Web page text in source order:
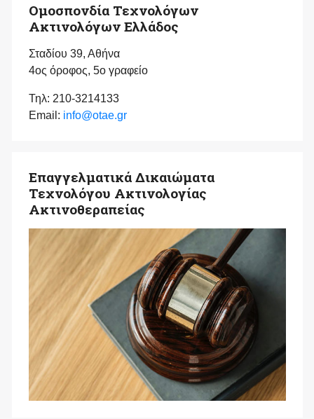
Ομοσπονδία Τεχνολόγων
Ακτινολόγων Ελλάδος
Σταδίου 39, Αθήνα
4ος όροφος, 5ο γραφείο
Τηλ: 210-3214133
Email: info@otae.gr
Επαγγελματικά Δικαιώματα
Τεχνολόγου Ακτινολογίας
Ακτινοθεραπείας